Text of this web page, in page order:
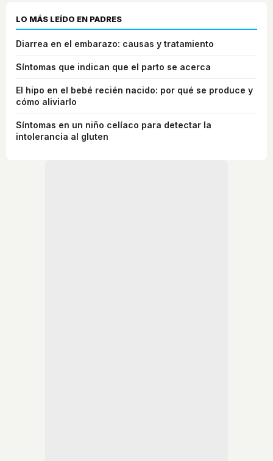
LO MÁS LEÍDO EN PADRES
Diarrea en el embarazo: causas y tratamiento
Síntomas que indican que el parto se acerca
El hipo en el bebé recién nacido: por qué se produce y
cómo aliviarlo
Síntomas en un niño celíaco para detectar la
intolerancia al gluten